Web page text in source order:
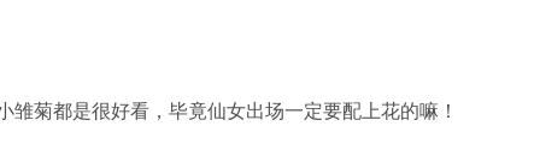
菊都是很好看，毕竟仙女出场一定要配上花的嘛！